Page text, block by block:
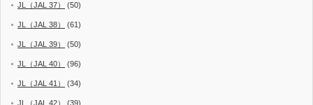
JL（JAL 37） (50)
JL（JAL 38） (61)
JL（JAL 39） (50)
JL（JAL 40） (96)
JL（JAL 41） (34)
JL（JAL 42） (39)